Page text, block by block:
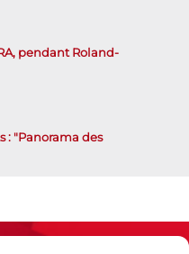
pendant Roland-
: "Panorama des